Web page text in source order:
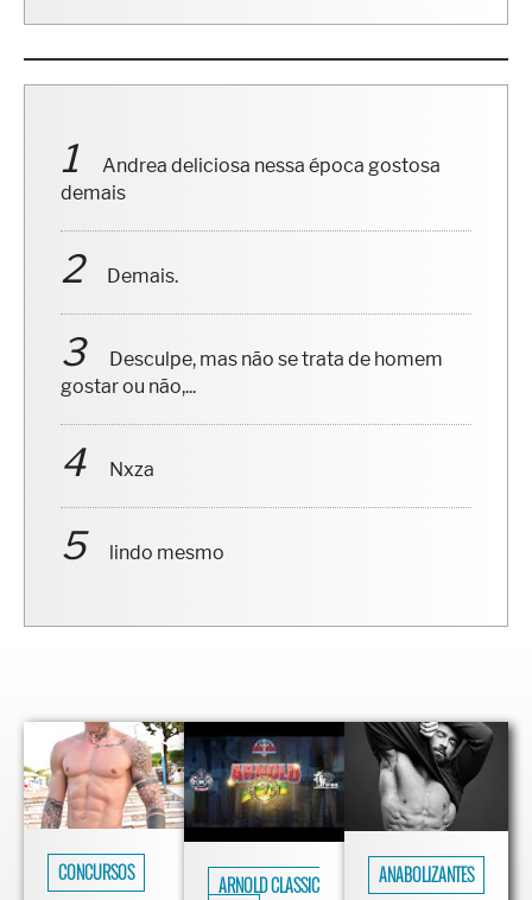
Andrea deliciosa nessa época gostosa
demais
Demais.
Desculpe, mas não se trata de homem
gostar ou não,...
Nxza
lindo mesmo
CONCURSOS
ARNOLD CLASSIC
ANABOLIZANTES